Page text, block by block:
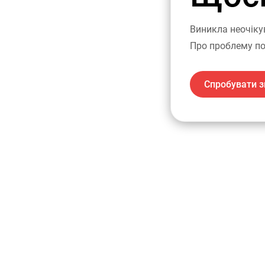
Виникла
Про проблему
Спробувати